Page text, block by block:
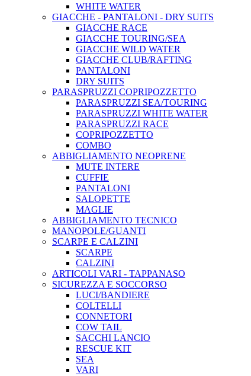
WHITE WATER
GIACCHE - PANTALONI - DRY SUITS
GIACCHE RACE
GIACCHE TOURING/SEA
GIACCHE WILD WATER
GIACCHE CLUB/RAFTING
PANTALONI
DRY SUITS
PARASPRUZZI COPRIPOZZETTO
PARASPRUZZI SEA/TOURING
PARASPRUZZI WHITE WATER
PARASPRUZZI RACE
COPRIPOZZETTO
COMBO
ABBIGLIAMENTO NEOPRENE
MUTE INTERE
CUFFIE
PANTALONI
SALOPETTE
MAGLIE
ABBIGLIAMENTO TECNICO
MANOPOLE/GUANTI
SCARPE E CALZINI
SCARPE
CALZINI
ARTICOLI VARI - TAPPANASO
SICUREZZA E SOCCORSO
LUCI/BANDIERE
COLTELLI
CONNETORI
COW TAIL
SACCHI LANCIO
RESCUE KIT
SEA
VARI